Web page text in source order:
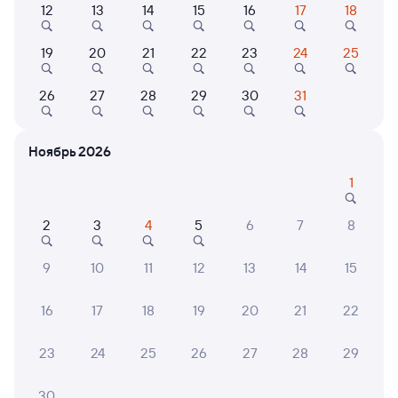
Найдём билет на поезд за вас
Даже если сейчас нет мест
Искать билеты
Путешественникам нравятся эти варианты
7,7
Оздоровительный
1 ⁠999 ⁠₽
Отель Сочи Галерея
4 ⁠800 ⁠₽
12 13 14 15 16 17 18
19 20 21 22 23 24 25
26 27 28 29 30 31
Ноябрь 2026
1
2 3 4 5 6 7 8
9 10 11 12 13 14 15
16 17 18 19 20 21 22
23 24 25 26 27 28 29